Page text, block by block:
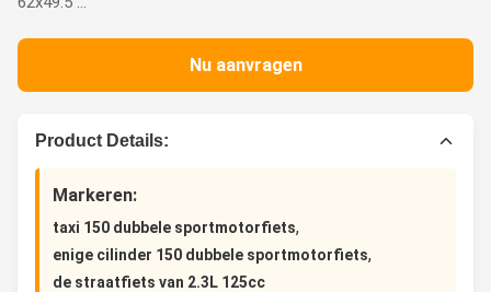
Nu aanvragen
Product Details:
Markeren:
taxi 150 dubbele sportmotorfiets,
enige cilinder 150 dubbele sportmotorfiets,
de straatfiets van 2.3L 125cc